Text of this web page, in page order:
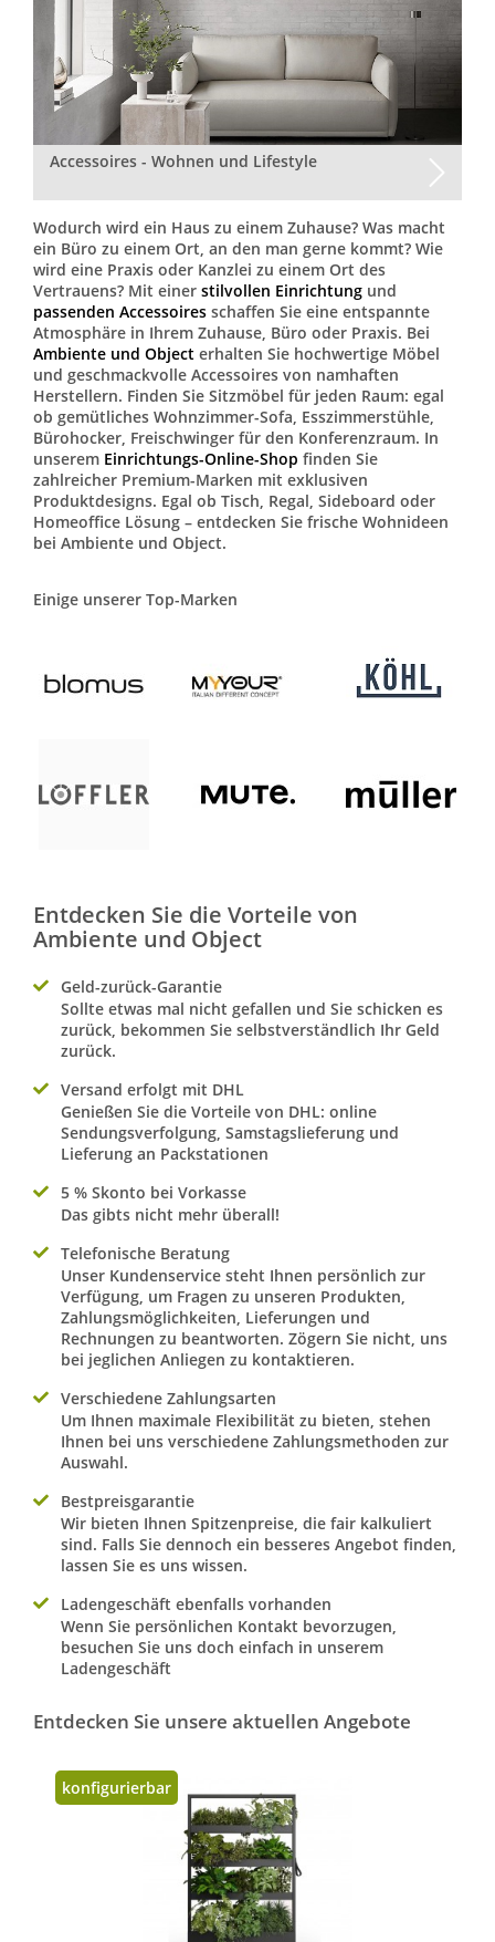
Accessoires - Wohnen und Lifestyle
Wodurch wird ein Haus zu einem Zuhause? Was macht
ein Büro zu einem Ort, an den man gerne kommt? Wie
wird eine Praxis oder Kanzlei zu einem Ort des
Vertrauens? Mit einer stilvollen Einrichtung und
passenden Accessoires schaffen Sie eine entspannte
Atmosphäre in Ihrem Zuhause, Büro oder Praxis. Bei
Ambiente und Object erhalten Sie hochwertige Möbel
und geschmackvolle Accessoires von namhaften
Herstellern. Finden Sie Sitzmöbel für jeden Raum: egal
ob gemütliches Wohnzimmer-Sofa, Esszimmerstühle,
Bürohocker, Freischwinger für den Konferenzraum. In
unserem Einrichtungs-Online-Shop finden Sie
zahlreicher Premium-Marken mit exklusiven
Produktdesigns. Egal ob Tisch, Regal, Sideboard oder
Homeoffice Lösung – entdecken Sie frische Wohnideen
bei Ambiente und Object.
Einige unserer Top-Marken
Entdecken Sie die Vorteile von
Ambiente und Object
Geld-zurück-Garantie
Sollte etwas mal nicht gefallen und Sie schicken es
zurück, bekommen Sie selbstverständlich Ihr Geld
zurück.
Versand erfolgt mit DHL
Genießen Sie die Vorteile von DHL: online
Sendungsverfolgung, Samstagslieferung und
Lieferung an Packstationen
5 % Skonto bei Vorkasse
Das gibts nicht mehr überall!
Telefonische Beratung
Unser Kundenservice steht Ihnen persönlich zur
Verfügung, um Fragen zu unseren Produkten,
Zahlungsmöglichkeiten, Lieferungen und
Rechnungen zu beantworten. Zögern Sie nicht, uns
bei jeglichen Anliegen zu kontaktieren.
Verschiedene Zahlungsarten
Um Ihnen maximale Flexibilität zu bieten, stehen
Ihnen bei uns verschiedene Zahlungsmethoden zur
Auswahl.
Bestpreisgarantie
Wir bieten Ihnen Spitzenpreise, die fair kalkuliert
sind. Falls Sie dennoch ein besseres Angebot finden,
lassen Sie es uns wissen.
Ladengeschäft ebenfalls vorhanden
Wenn Sie persönlichen Kontakt bevorzugen,
besuchen Sie uns doch einfach in unserem
Ladengeschäft
Entdecken Sie unsere aktuellen Angebote
konfigurierbar